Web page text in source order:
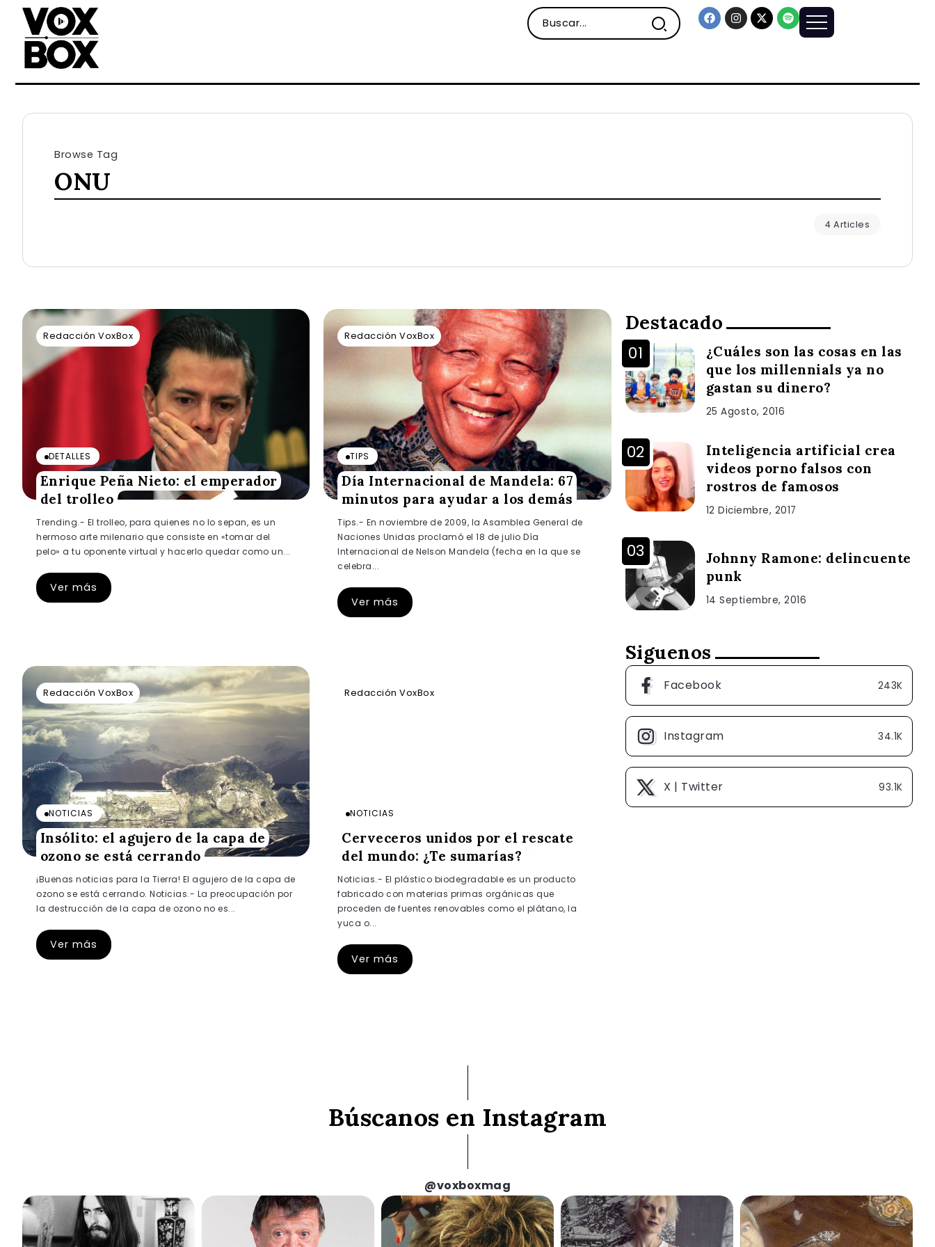
Browse Tag
ONU
4 Articles
Redacción VoxBox
DETALLES
Enrique Peña Nieto: el emperador
del trolleo
Trending.- El trolleo, para quienes no lo sepan, es un
hermoso arte milenario que consiste en «tomar del
pelo» a tu oponente virtual y hacerlo quedar como un...
Ver más
Redacción VoxBox
TIPS
Día Internacional de Mandela: 67
minutos para ayudar a los demás
Tips.- En noviembre de 2009, la Asamblea General de
Naciones Unidas proclamó el 18 de julio Día
Internacional de Nelson Mandela (fecha en la que se
celebra...
Ver más
Redacción VoxBox
NOTICIAS
Insólito: el agujero de la capa de
ozono se está cerrando
¡Buenas noticias para la Tierra! El agujero de la capa de
ozono se está cerrando. Noticias.- La preocupación por
la destrucción de la capa de ozono no es...
Ver más
Redacción VoxBox
NOTICIAS
Cerveceros unidos por el rescate
del mundo: ¿Te sumarías?
Noticias.- El plástico biodegradable es un producto
fabricado con materias primas orgánicas que
proceden de fuentes renovables como el plátano, la
yuca o...
Ver más
Destacado
¿Cuáles son las cosas en las
que los millennials ya no
gastan su dinero?
25 Agosto, 2016
Inteligencia artificial crea
videos porno falsos con
rostros de famosos
12 Diciembre, 2017
Johnny Ramone: delincuente
punk
14 Septiembre, 2016
Siguenos
Facebook 243K
Instagram 34.1K
X | Twitter 93.1K
Búscanos en Instagram
@voxboxmag